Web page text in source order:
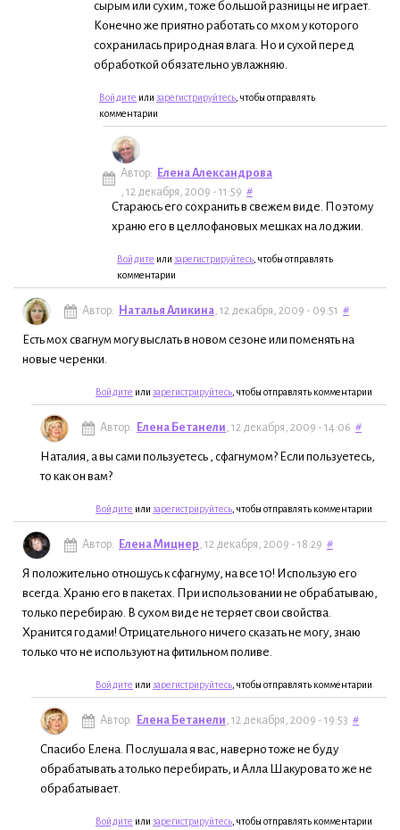
сырым или сухим, тоже большой разницы не играет.
Конечно же приятно работать со мхом у которого
сохранилась природная влага. Но и сухой перед
обработкой обязательно увлажняю.
Войдите или зарегистрируйтесь , чтобы отправлять
комментарии
Автор: Елена Александрова
, 12 декабря, 2009 - 11:59 #
Стараюсь его сохранить в свежем виде. Поэтому
храню его в целлофановых мешках на лоджии.
Войдите или зарегистрируйтесь , чтобы отправлять
комментарии
Автор: Наталья Аликина, 12 декабря, 2009 - 09:51 #
Есть мох свагнум могу выслать в новом сезоне или поменять на
новые черенки.
Войдите или зарегистрируйтесь , чтобы отправлять комментарии
Автор: Елена Бетанели, 12 декабря, 2009 - 14:06 #
Наталия, а вы сами пользуетесь , сфагнумом? Если пользуетесь,
то как он вам?
Войдите или зарегистрируйтесь , чтобы отправлять комментарии
Автор: Елена Мицнер, 12 декабря, 2009 - 18:29 #
Я положительно отношусь к сфагнуму, на все 10! Использую его
всегда. Храню его в пакетах. При использовании не обрабатываю,
только перебираю. В сухом виде не теряет свои свойства.
Хранится годами! Отрицательного ничего сказать не могу, знаю
только что не используют на фитильном поливе.
Войдите или зарегистрируйтесь , чтобы отправлять комментарии
Автор: Елена Бетанели, 12 декабря, 2009 - 19:53 #
Спасибо Елена. Послушала я вас, наверно тоже не буду
обрабатывать а только перебирать, и Алла Шакурова то же не
обрабатывает.
Войдите или зарегистрируйтесь , чтобы отправлять комментарии